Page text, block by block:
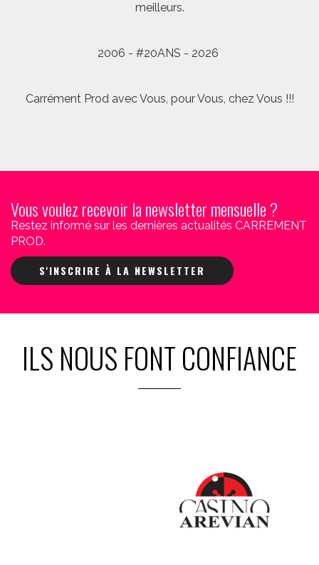
meilleurs.
2006 - #20ANS - 2026
Carrément Prod avec Vous, pour Vous, chez Vous !!!
Vous voulez recevoir la newsletter mensuelle ?
Restez informé sur les dernières actualités CARREMENT
PROD.
S'INSCRIRE À LA NEWSLETTER
ILS NOUS FONT CONFIANCE